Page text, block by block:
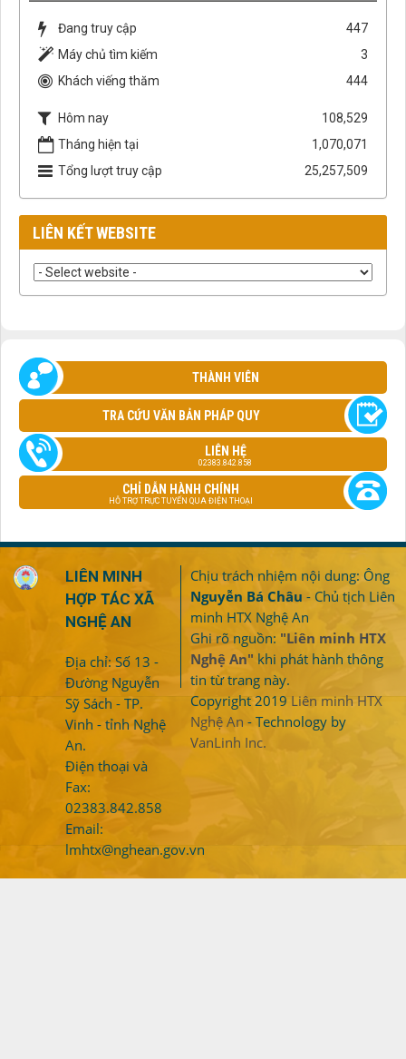
Đang truy cập
447
Máy chủ tìm kiếm
3
Khách viếng thăm
444
Hôm nay
108,529
Tháng hiện tại
1,070,071
Tổng lượt truy cập
25,257,509
LIÊN KẾT WEBSITE
THÀNH VIÊN
TRA CỨU VĂN BẢN PHÁP QUY
LIÊN HỆ
02383.842.858
CHỈ DẪN HÀNH CHÍNH
HỖ TRỢ TRỰC TUYẾN QUA ĐIỆN THOẠI
LIÊN MINH
HỢP TÁC XÃ
NGHỆ AN
Địa chỉ: Số 13 -
Đường Nguyễn
Sỹ Sách - TP.
Vinh - tỉnh Nghệ
An.
Điện thoại và
Fax:
02383.842.858
Email:
lmhtx@nghean.gov.vn
Chịu trách nhiệm nội dung: Ông
Nguyễn Bá Châu - Chủ tịch Liên
minh HTX Nghệ An
Ghi rõ nguồn: "Liên minh HTX
Nghệ An" khi phát hành thông
tin từ trang này.
Copyright 2019 Liên minh HTX
Nghệ An - Technology by
VanLinh Inc.